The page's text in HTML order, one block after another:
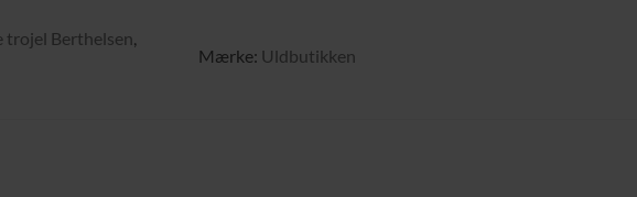
trojel Berthelsen
Mærke: Uldbutikken